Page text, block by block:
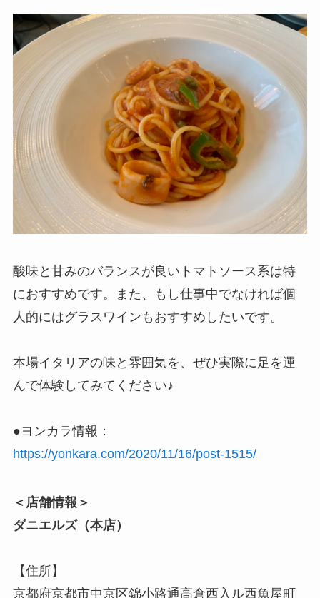
酸味と甘みのバランスが良いトマトソース系は特
におすすめです。また、もし仕事中でなければ個
人的にはグラスワインもおすすめしたいです。
本場イタリアの味と雰囲気を、ぜひ実際に足を運
んで体験してみてください♪
●ヨンカラ情報：
https://yonkara.com/2020/11/16/post-1515/
＜店舗情報＞
ダニエルズ（本店）
【住所】
京都府京都市中京区錦小路通高倉西入ル西魚屋町